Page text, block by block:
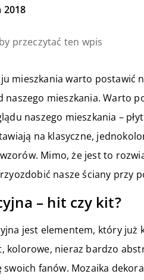
2018
przeczytać ten wpis
mieszkania warto postawić
naszego mieszkania. Warto
naszego mieszkania –
na klasyczne,
Mimo, że jest to
nasze ściany przy
– hit czy kit?
jest elementem, który już
kolorowe, nieraz bardzo
swoich fanów. Mozaika